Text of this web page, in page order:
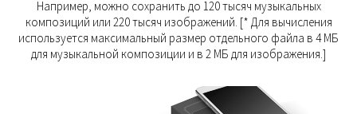
Например, можно сохранить до 120 тысяч музыкальных
композиций или 220 тысяч изображений. [* Для вычисления
используется максимальный размер отдельного файла в 4 МБ
для музыкальной композиции и в 2 МБ для изображения.]